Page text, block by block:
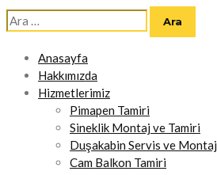
Arama:
Anasayfa
Hakkımızda
Hizmetlerimiz
Pimapen Tamiri
Sineklik Montaj ve Tamiri
Duşakabin Servis ve Montaj
Cam Balkon Tamiri